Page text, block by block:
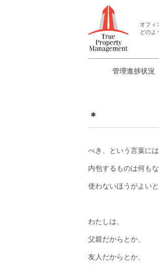
オフィ
どのよ
管理進捗状況
＊
べき、という言葉には
内包するものは何も
使わないほうがよいと
わたしは、
父親だからとか、
友人だからとか、